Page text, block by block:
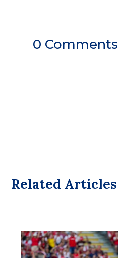
0 Comments
Related Articles